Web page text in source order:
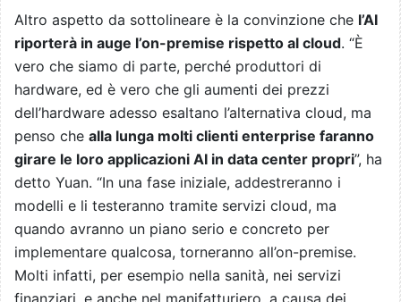
Altro aspetto da sottolineare è la convinzione che l’AI
riporterà in auge l’on-premise rispetto al cloud. “È
vero che siamo di parte, perché produttori di
hardware, ed è vero che gli aumenti dei prezzi
dell’hardware adesso esaltano l’alternativa cloud, ma
penso che alla lunga molti clienti enterprise faranno
girare le loro applicazioni AI in data center propri”, ha
detto Yuan. “In una fase iniziale, addestreranno i
modelli e li testeranno tramite servizi cloud, ma
quando avranno un piano serio e concreto per
implementare qualcosa, torneranno all’on-premise.
Molti infatti, per esempio nella sanità, nei servizi
finanziari, e anche nel manifatturiero, a causa dei